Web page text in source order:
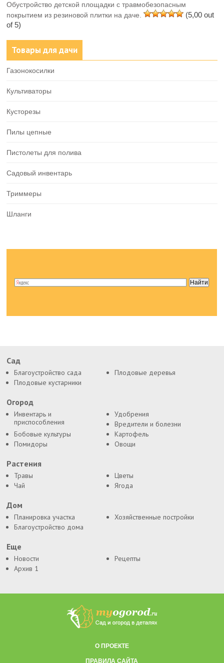
Обустройство детской площадки с травмобезопасным
покрытием из резиновой плитки на даче.
(5,00 out
of 5)
Товары для дачи
Газонокосилки
Культиваторы
Кусторезы
Пилы цепные
Пистолеты для полива
Садовый инвентарь
Триммеры
Шланги
Сад
Благоустройство сада
Плодовые деревья
Плодовые кустарники
Огород
Инвентарь и
приспособления
Удобрения
Вредители и болезни
Бобовые культуры
Картофель
Помидоры
Овощи
Растения
Травы
Цветы
Чай
Ягода
Дом
Планировка участка
Хозяйственные постройки
Благоустройство дома
Еще
Новости
Рецепты
Архив 1
О ПРОЕКТЕ
ПРАВИЛА САЙТА